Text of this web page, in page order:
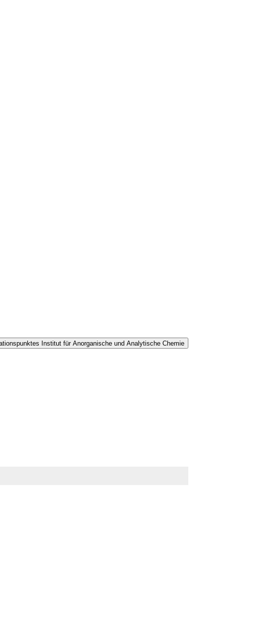
Institut für Anorganische und Analytische Chemie